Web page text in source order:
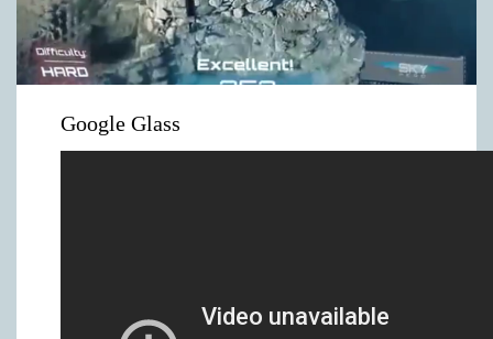
Google Glass